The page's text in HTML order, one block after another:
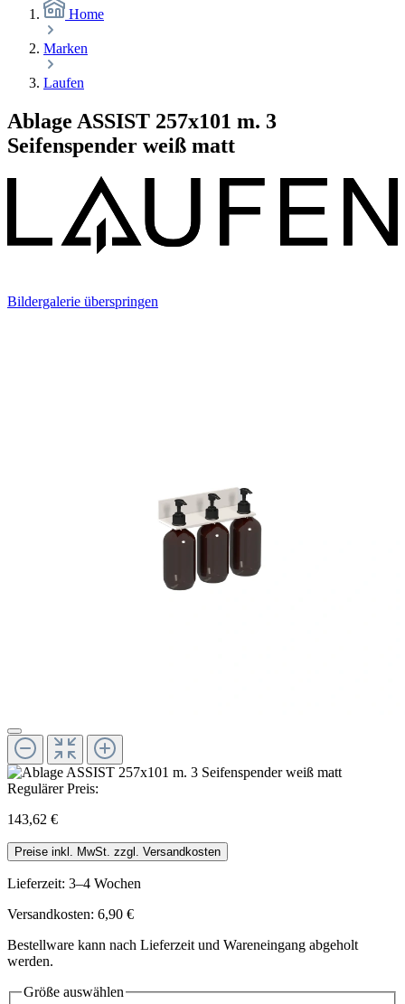
Home
Marken
Laufen
Ablage ASSIST 257x101 m. 3
Seifenspender weiß matt
Bildergalerie überspringen
Regulärer Preis:
143,62 €
Preise inkl. MwSt. zzgl. Versandkosten
Lieferzeit: 3–4 Wochen
Versandkosten: 6,90 €
Bestellware kann nach Lieferzeit und Wareneingang abgeholt
werden.
Größe auswählen